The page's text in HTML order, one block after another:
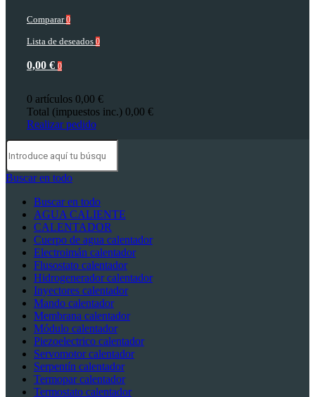
Comparar 0
Lista de deseados 0
0,00 € 0
0 artículos 0,00 €
Total (impuestos inc.) 0,00 €
Realizar pedido
Buscar en todo
Buscar en todo
AGUA CALIENTE
CALENTADOR
Cuerpo de agua calentador
Electroimán calentador
Flusostato calentador
Hidrogenerador calentador
Inyectores calentador
Mando calentador
Membrana calentador
Módulo calentador
Piezoelectrico calentador
Servomotor calentador
Serpentín calentador
Termopar calentador
Termostato calentador